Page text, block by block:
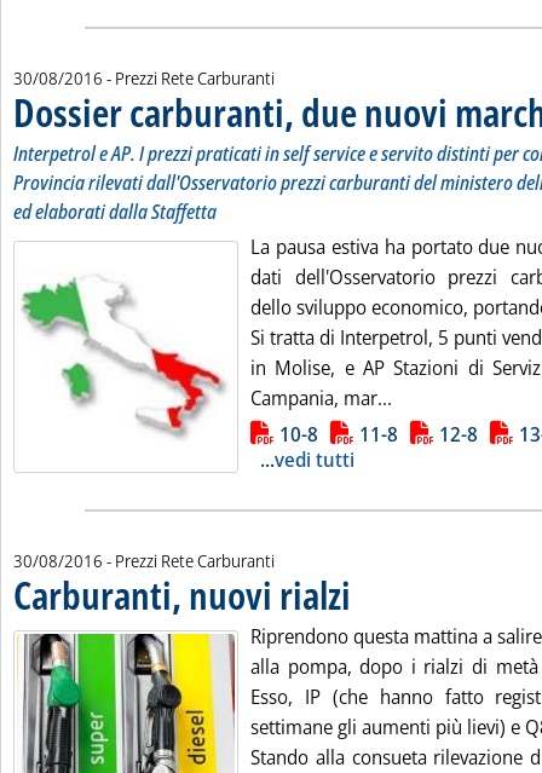
30/08/2016 - Prezzi Rete Carburanti
Dossier carburanti, due nuovi
Interpetrol e AP. I prezzi praticati in self service e servito distinti per
Provincia rilevati dall'Osservatorio prezzi carburanti del ministero
ed elaborati dalla Staffetta
La pausa estiva ha portato due
dati dell'Osservatorio prezzi
dello sviluppo economico,
Si tratta di Interpetrol, 5 punti
in Molise, e AP Stazioni di
Campania, mar...
Lista allegati PDF alla notizia
10-8 11-8 12-8
...vedi tutti
30/08/2016 - Prezzi Rete Carburanti
Carburanti, nuovi rialzi
Riprendono questa mattina a
alla pompa, dopo i rialzi di
Esso, IP (che hanno fatto
settimane gli aumenti più lievi) e
Stando alla consueta rilevazione